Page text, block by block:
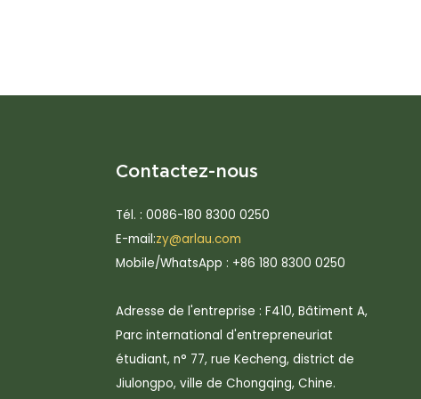
Contactez-nous
Tél. : 0086-180 8300 0250
E-mail:zy@arlau.com
Mobile/WhatsApp : +86 180 8300 0250
Adresse de l'entreprise : F410, Bâtiment A,
Parc international d'entrepreneuriat
étudiant, n° 77, rue Kecheng, district de
Jiulongpo, ville de Chongqing, Chine.